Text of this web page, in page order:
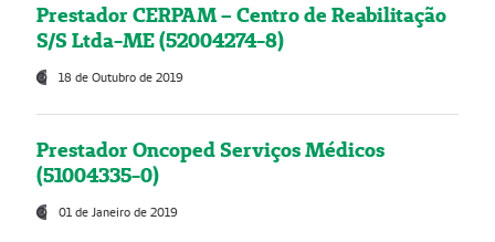
Prestador CERPAM – Centro de Reabilitação
S/S Ltda-ME (52004274-8)
18 de Outubro de 2019
Prestador Oncoped Serviços Médicos
(51004335-0)
01 de Janeiro de 2019